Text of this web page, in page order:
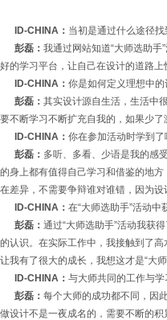
ID-CHINA： 当初是通过什么途径找
彭磊： 我通过网站知道“大师选助
好的学习平台，让自己在设计的道路上
ID-CHINA： 你是如何定义理想中的
彭磊： 其实设计源自生活，生活中
要不断学习不断扩充自我的，如果少了
ID-CHINA： 你在参加活动时学到了
彭磊： 多听、多看、少语是我的感
的身上都有值得自己学习和借鉴的地
在差异，不需要争辩谁对谁错，因为
ID-CHINA： 在“大师选助手”活动
彭磊： 通过“大师选助手”活动我获
的认识。在实际工作中，我接触到了
让我有了很大的成长，我想这才是“大
ID-CHINA： 与大师共同的工作与
彭磊： 每个大师的成功都不同，因
做设计不是一夜成名的，需要不断的